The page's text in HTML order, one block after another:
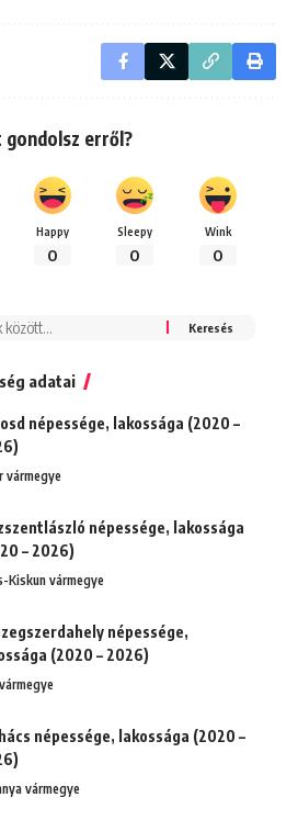
erről?
Happy
0
Sleepy
0
Wink
0
adatai
népessége, lakossága (2020 –
vármegye
népessége, lakossága
– 2026)
Kiskun vármegye
népessége,
(2020 – 2026)
népessége, lakossága (2020 –
vármegye